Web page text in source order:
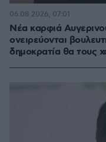
Νέα καρφιά
ονειρεύονται
δημοκρατία θα τους
06.08.2026, 07:01